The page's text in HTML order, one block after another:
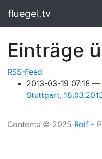
fluegel.tv
Einträge
RSS-Feed
2013-03-19 07:18
Stuttgart,
Contents © 2025 Rolf -